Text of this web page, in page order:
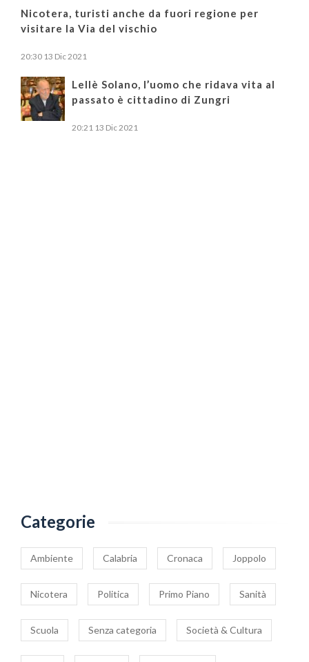
Nicotera, turisti anche da fuori regione per
visitare la Via del vischio
20:30 13 Dic 2021
Lellè Solano, l’uomo che ridava vita al
passato è cittadino di Zungri
20:21 13 Dic 2021
Categorie
Ambiente Calabria Cronaca Joppolo
Nicotera Politica Primo Piano Sanità
Scuola Senza categoria Società & Cultura